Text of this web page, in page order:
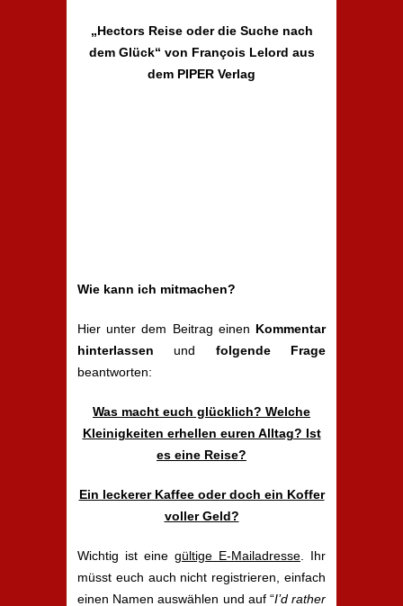
„Hectors Reise oder die Suche nach
dem Glück“ von François Lelord aus
dem PIPER Verlag
Wie kann ich mitmachen?
Hier unter dem Beitrag einen Kommentar
hinterlassenund folgende Frage
beantworten:
Was macht euch glücklich? Welche
Kleinigkeiten erhellen euren Alltag? Ist
es eine Reise?
Ein leckerer Kaffee oder doch ein Koffer
voller Geld?
Wichtig ist eine gültige E-Mailadresse . Ihr
müsst euch auch nicht registrieren, einfach
einen Namen auswählen und auf “I’d rather